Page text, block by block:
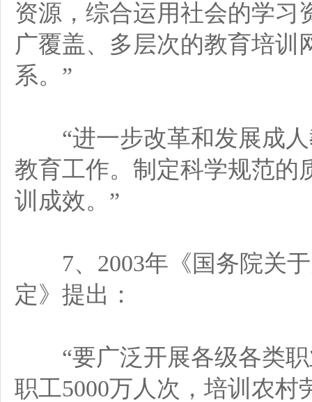
资源，综合运用社会的学习
广覆盖、多层次的教育培训
系。”
“进一步改革和发展成人
教育工作。制定科学规范的
训成效。”
7、2003年《国务院关于
定》提出：
“要广泛开展各级各类职
职工5000万人次，培训农